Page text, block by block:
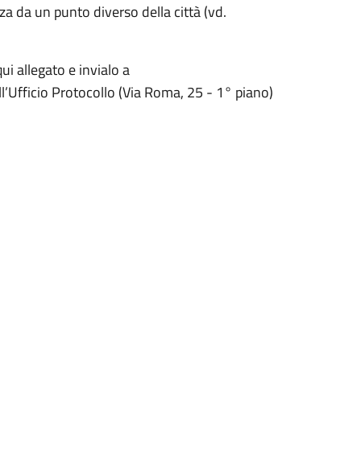
da un punto diverso della città (vd.
allegato e invialo a
Protocollo (Via Roma, 25 - 1° piano)